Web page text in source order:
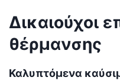
Δικαιούχοι
θέρμανσης
Καλυπτόμενα